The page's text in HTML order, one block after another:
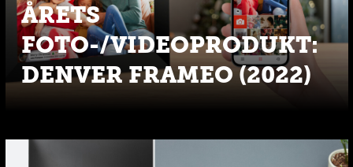
ÅRETS
FOTO-/VIDEOPRODUKT:
DENVER FRAMEO (2022)